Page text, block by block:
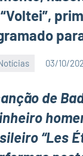
03/10/
de
“Les